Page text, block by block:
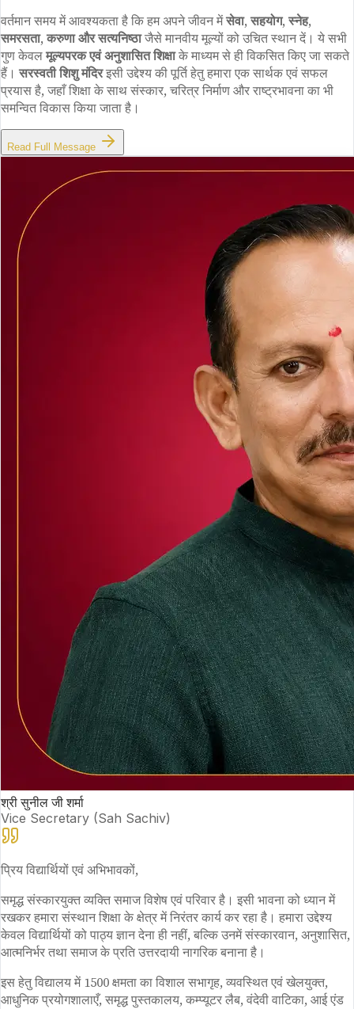
वर्तमान समय में आवश्यकता है कि हम अपने जीवन मेंसेवा, सहयोग, स्नेह,
समरसता, करुणा और सत्यनिष्ठाजैसे मानवीय मूल्यों को उचित स्थान दें। ये सभी
गुण केवलमूल्यपरक एवं अनुशासित शिक्षाके माध्यम से ही विकसित किए जा सकते
हैं।सरस्वती शिशु मंदिरइसी उद्देश्य की पूर्ति हेतु हमारा एक सार्थक एवं सफल
प्रयास है, जहाँ शिक्षा के साथ संस्कार, चरित्र निर्माण और राष्ट्रभावना का भी
समन्वित विकास किया जाता है।
Read Full Message
श्री सुनील जी शर्मा
Vice Secretary (Sah Sachiv)
प्रिय विद्यार्थियों एवं अभिभावकों,
समृद्ध संस्कारयुक्त व्यक्ति समाज विशेष एवं परिवार है। इसी भावना को ध्यान में
रखकर हमारा संस्थान शिक्षा के क्षेत्र में निरंतर कार्य कर रहा है। हमारा उद्देश्य
केवल विद्यार्थियों को पाठ्य ज्ञान देना ही नहीं, बल्कि उनमें संस्कारवान, अनुशासित,
आत्मनिर्भर तथा समाज के प्रति उत्तरदायी नागरिक बनाना है।
इस हेतु विद्यालय में 1500 क्षमता का विशाल सभागृह, व्यवस्थित एवं खेलयुक्त,
आधुनिक प्रयोगशालाएँ, समृद्ध पुस्तकालय, कम्प्यूटर लैब, वंदेवी वाटिका, आई एंड